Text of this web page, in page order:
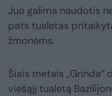
Juo galima naudotis
pats tualetas
žmonėms.
Šiais metais „Grinda“
viešąjį tualetą